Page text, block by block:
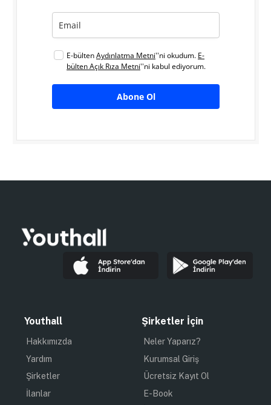
E-bültenAydınlatma Metni''ni okudum. E-
bülten Açık Rıza Metni''ni kabul ediyorum.
Abone Ol
Youthall
Hakkımızda
Yardım
Şirketler
İlanlar
Şirketler İçin
Neler Yaparız?
Kurumsal Giriş
Ücretsiz Kayıt Ol
E-Book